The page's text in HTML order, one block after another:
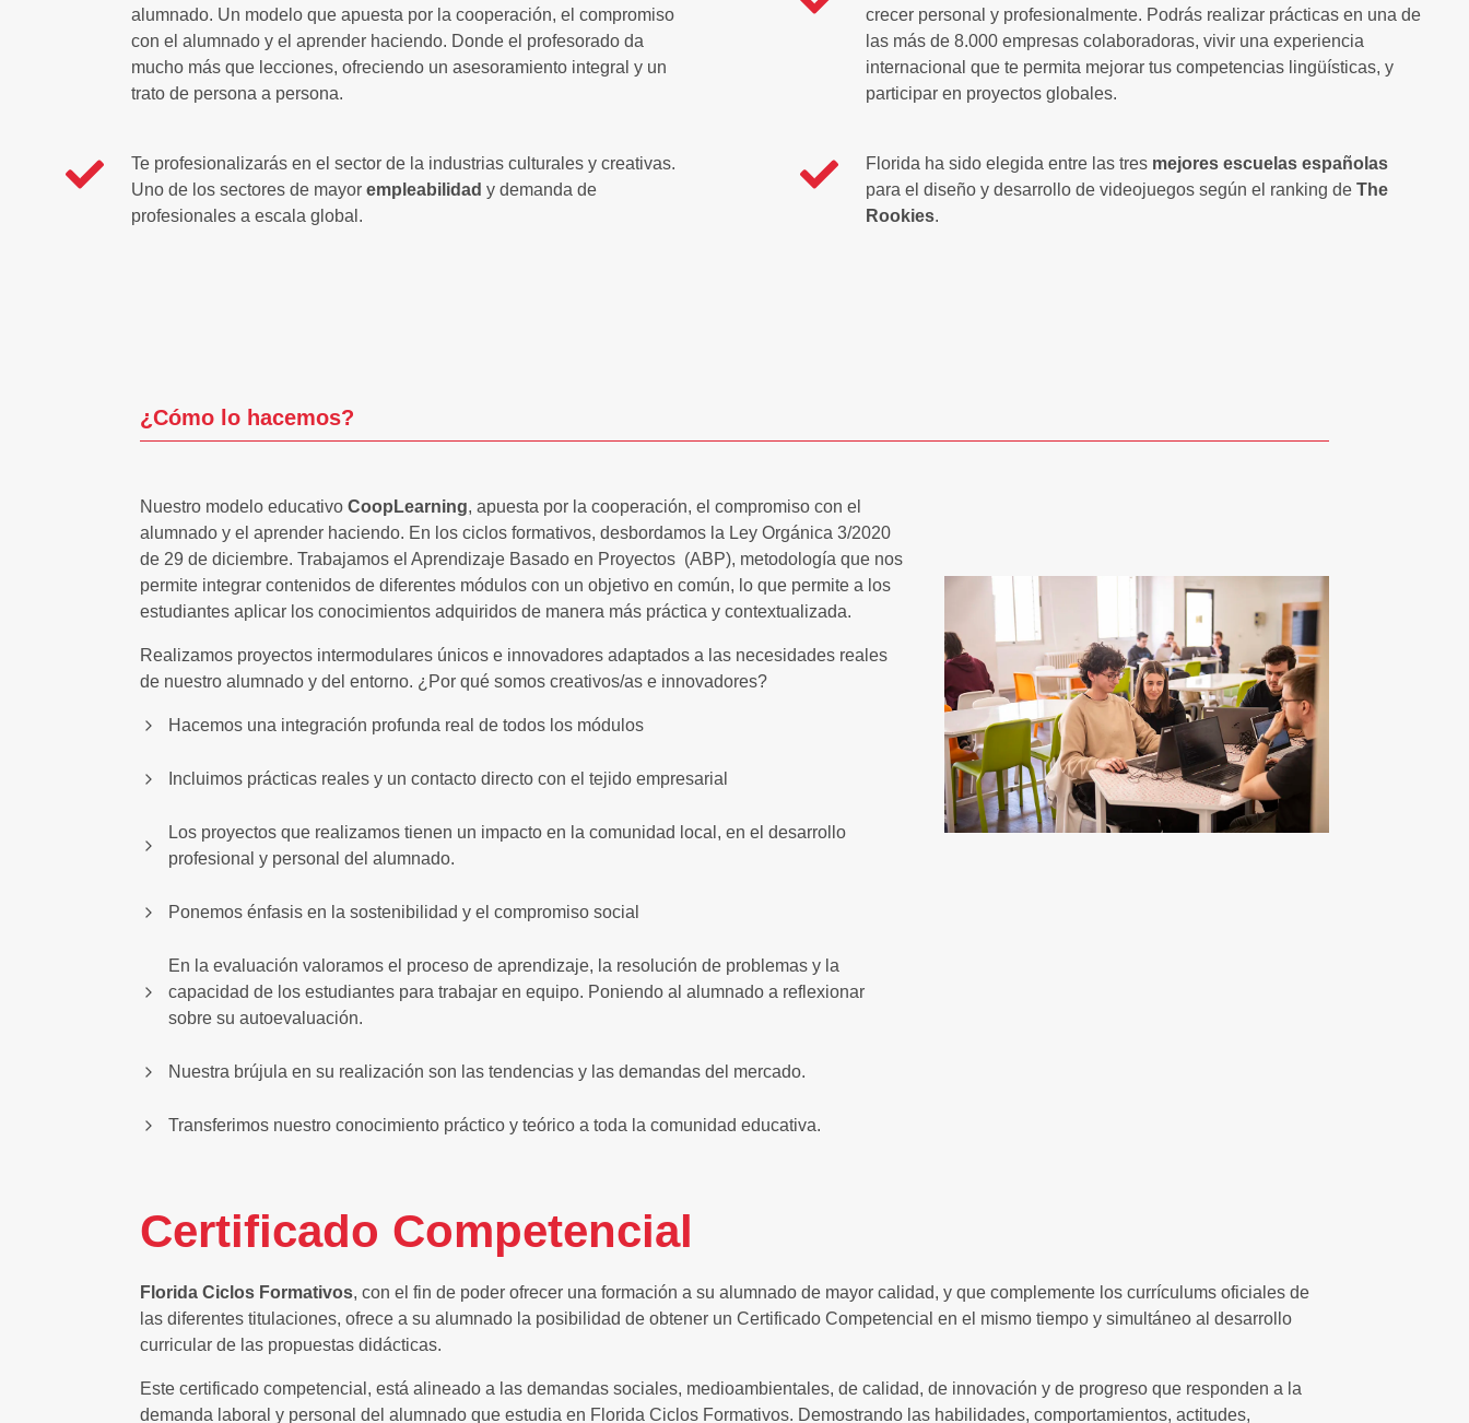
alumnado. Un modelo que apuesta por la cooperación, el compromiso
con el alumnado y el aprender haciendo. Donde el profesorado da
mucho más que lecciones, ofreciendo un asesoramiento integral y un
trato de persona a persona.
Te profesionalizarás en el sector de la industrias culturales y creativas.
Uno de los sectores de mayor empleabilidad y demanda de
profesionales a escala global.
crecer personal y profesionalmente. Podrás realizar prácticas en una de
las más de 8.000 empresas colaboradoras, vivir una experiencia
internacional que te permita mejorar tus competencias lingüísticas, y
participar en proyectos globales.
Florida ha sido elegida entre las tres mejores escuelas españolas
para el diseño y desarrollo de videojuegos según el ranking de The
Rookies.
¿Cómo lo hacemos?
Nuestro modelo educativo CoopLearning, apuesta por la cooperación, el compromiso con el
alumnado y el aprender haciendo. En los ciclos formativos, desbordamos la Ley Orgánica 3/2020
de 29 de diciembre. Trabajamos el Aprendizaje Basado en Proyectos (ABP), metodología que nos
permite integrar contenidos de diferentes módulos con un objetivo en común, lo que permite a los
estudiantes aplicar los conocimientos adquiridos de manera más práctica y contextualizada.
Realizamos proyectos intermodulares únicos e innovadores adaptados a las necesidades reales
de nuestro alumnado y del entorno. ¿Por qué somos creativos/as e innovadores?
Hacemos una integración profunda real de todos los módulos
Incluimos prácticas reales y un contacto directo con el tejido empresarial
Los proyectos que realizamos tienen un impacto en la comunidad local, en el desarrollo
profesional y personal del alumnado.
Ponemos énfasis en la sostenibilidad y el compromiso social
En la evaluación valoramos el proceso de aprendizaje, la resolución de problemas y la
capacidad de los estudiantes para trabajar en equipo. Poniendo al alumnado a reflexionar
sobre su autoevaluación.
Nuestra brújula en su realización son las tendencias y las demandas del mercado.
Transferimos nuestro conocimiento práctico y teórico a toda la comunidad educativa.
Certificado Competencial
Florida Ciclos Formativos, con el fin de poder ofrecer una formación a su alumnado de mayor calidad, y que complemente los currículums oficiales de
las diferentes titulaciones, ofrece a su alumnado la posibilidad de obtener un Certificado Competencial en el mismo tiempo y simultáneo al desarrollo
curricular de las propuestas didácticas.
Este certificado competencial, está alineado a las demandas sociales, medioambientales, de calidad, de innovación y de progreso que responden a la
demanda laboral y personal del alumnado que estudia en Florida Ciclos Formativos. Demostrando las habilidades, comportamientos, actitudes,